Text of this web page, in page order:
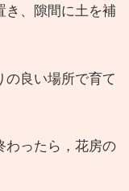
き、隙間に土を補
の良い場所で育て
わったら，花房の